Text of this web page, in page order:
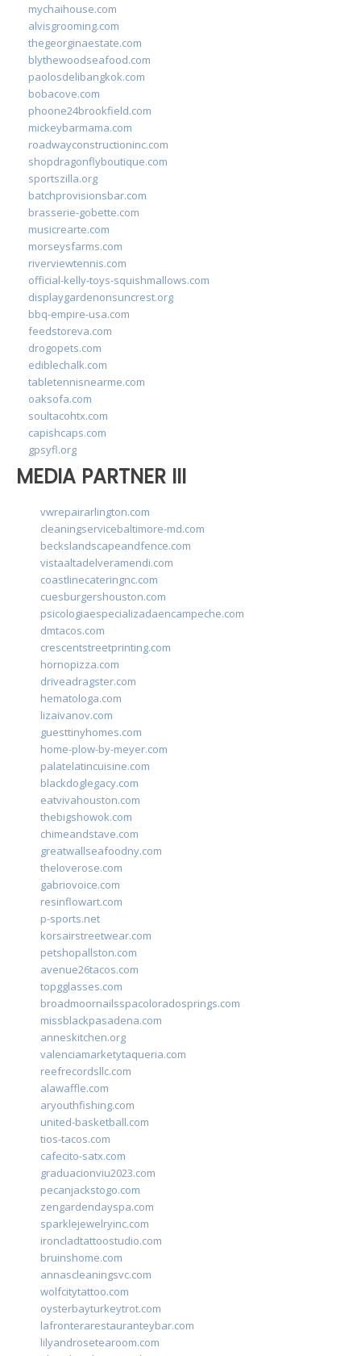
mychaihouse.com
alvisgrooming.com
thegeorginaestate.com
blythewoodseafood.com
paolosdelibangkok.com
bobacove.com
phoone24brookfield.com
mickeybarmama.com
roadwayconstructioninc.com
shopdragonflyboutique.com
sportszilla.org
batchprovisionsbar.com
brasserie-gobette.com
musicrearte.com
morseysfarms.com
riverviewtennis.com
official-kelly-toys-squishmallows.com
displaygardenonsuncrest.org
bbq-empire-usa.com
feedstoreva.com
drogopets.com
ediblechalk.com
tabletennisnearme.com
oaksofa.com
soultacohtx.com
capishcaps.com
gpsyfl.org
MEDIA PARTNER III
vwrepairarlington.com
cleaningservicebaltimore-md.com
beckslandscapeandfence.com
vistaaltadelveramendi.com
coastlinecateringnc.com
cuesburgershouston.com
psicologiaespecializadaencampeche.com
dmtacos.com
crescentstreetprinting.com
hornopizza.com
driveadragster.com
hematologa.com
lizaivanov.com
guesttinyhomes.com
home-plow-by-meyer.com
palatelatincuisine.com
blackdoglegacy.com
eatvivahouston.com
thebigshowok.com
chimeandstave.com
greatwallseafoodny.com
theloverose.com
gabriovoice.com
resinflowart.com
p-sports.net
korsairstreetwear.com
petshopallston.com
avenue26tacos.com
topgglasses.com
broadmoornailsspacoloradosprings.com
missblackpasadena.com
anneskitchen.org
valenciamarketytaqueria.com
reefrecordsllc.com
alawaffle.com
aryouthfishing.com
united-basketball.com
tios-tacos.com
cafecito-satx.com
graduacionviu2023.com
pecanjackstogo.com
zengardendayspa.com
sparklejewelryinc.com
ironcladtattoostudio.com
bruinshome.com
annascleaningsvc.com
wolfcitytattoo.com
oysterbayturkeytrot.com
lafronterarestauranteybar.com
lilyandrosetearoom.com